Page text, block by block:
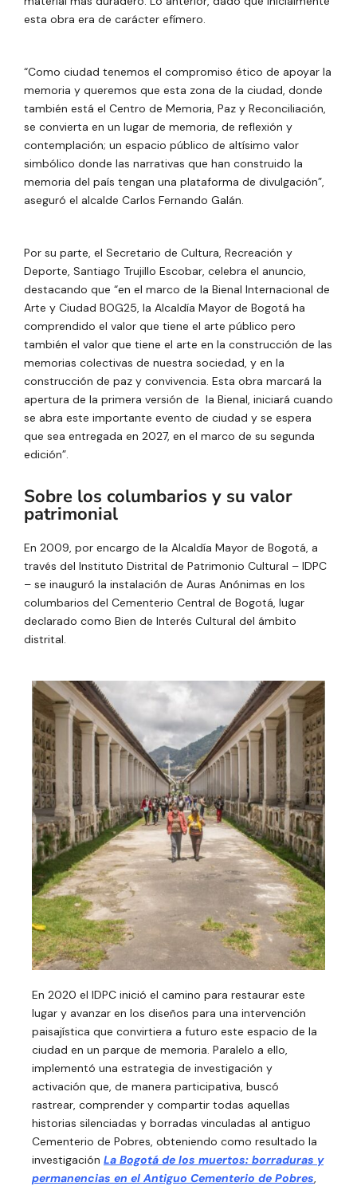
esta obra era de carácter efímero.
“Como ciudad tenemos el compromiso ético de apoyar la
memoria y queremos que esta zona de la ciudad, donde
también está el Centro de Memoria, Paz y Reconciliación,
se convierta en un lugar de memoria, de reflexión y
contemplación; un espacio público de altísimo valor
simbólico donde las narrativas que han construido la
memoria del país tengan una plataforma de divulgación”,
aseguró el alcalde Carlos Fernando Galán.
Por su parte, el Secretario de Cultura, Recreación y
Deporte, Santiago Trujillo Escobar, celebra el anuncio,
destacando que “en el marco de la Bienal Internacional de
Arte y Ciudad BOG25, la Alcaldía Mayor de Bogotá ha
comprendido el valor que tiene el arte público pero
también el valor que tiene el arte en la construcción de las
memorias colectivas de nuestra sociedad, y en la
construcción de paz y convivencia. Esta obra marcará la
apertura de la primera versión de la Bienal, iniciará cuando
se abra este importante evento de ciudad y se espera
que sea entregada en 2027, en el marco de su segunda
edición”.
Sobre los columbarios y su valor
patrimonial
En 2009, por encargo de la Alcaldía Mayor de Bogotá, a
través del Instituto Distrital de Patrimonio Cultural – IDPC
– se inauguró la instalación de Auras Anónimas en los
columbarios del Cementerio Central de Bogotá, lugar
declarado como Bien de Interés Cultural del ámbito
distrital.
En 2020 el IDPC inició el camino para restaurar este
lugar y avanzar en los diseños para una intervención
paisajística que convirtiera a futuro este espacio de la
ciudad en un parque de memoria. Paralelo a ello,
implementó una estrategia de investigación y
activación que, de manera participativa, buscó
rastrear, comprender y compartir todas aquellas
historias silenciadas y borradas vinculadas al antiguo
Cementerio de Pobres, obteniendo como resultado la
investigación La Bogotá de los muertos: borraduras y
permanencias en el Antiguo Cementerio de Pobres,